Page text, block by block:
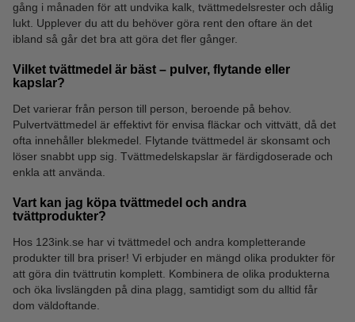
Scrub Daddy Avfallsbehållare
gång i månaden för att undvika kalk, tvättmedelsrester och dålig
lukt. Upplever du att du behöver göra rent den oftare än det
ibland så går det bra att göra det fler gånger.
Vilket tvättmedel är bäst – pulver, flytande eller
kapslar?
Det varierar från person till person, beroende på behov.
Pulvertvättmedel är effektivt för envisa fläckar och vittvätt, då det
ofta innehåller blekmedel. Flytande tvättmedel är skonsamt och
löser snabbt upp sig. Tvättmedelskapslar är färdigdoserade och
enkla att använda.
Vart kan jag köpa tvättmedel och andra
tvättprodukter?
Hos 123ink.se har vi tvättmedel och andra kompletterande
produkter till bra priser! Vi erbjuder en mängd olika produkter för
att göra din tvättrutin komplett. Kombinera de olika produkterna
och öka livslängden på dina plagg, samtidigt som du alltid får
dom väldoftande.